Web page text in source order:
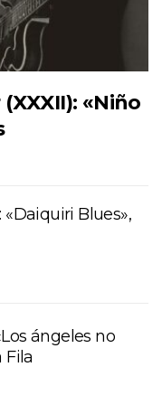
«Niño
Blues»,
ángeles no
Fila